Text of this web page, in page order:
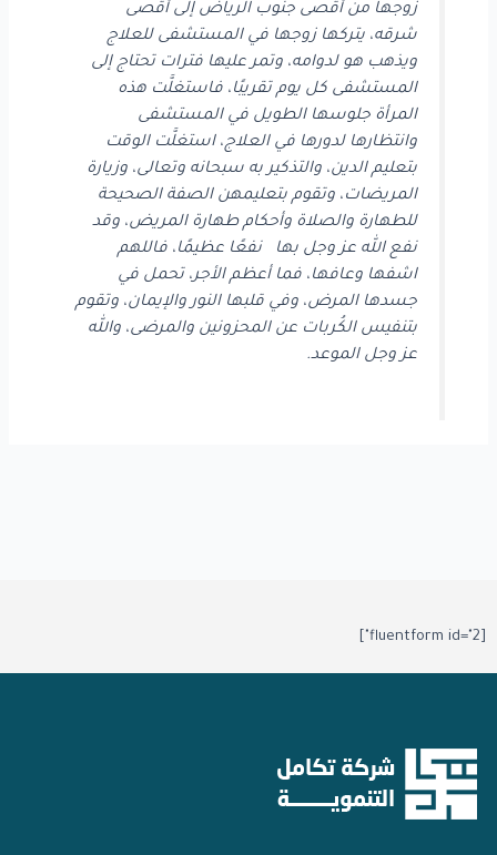
زوجها من أقصى جنوب الرياض إلى أقصى
شرقه، يتركها زوجها في المستشفى للعلاج
ويذهب هو لدوامه، وتمر عليها فترات تحتاج إلى
المستشفى كل يوم تقريبًا، فاستغلَّت هذه
المرأة جلوسها الطويل في المستشفى
وانتظارها لدورها في العلاج، استغلَّت الوقت
بتعليم الدين، والتذكير به سبحانه وتعالى، وزيارة
المريضات، وتقوم بتعليمهن الصفة الصحيحة
للطهارة والصلاة وأحكام طهارة المريض، وقد
نفع الله عز وجل بها نفعًا عظيمًا، فاللهم
اشفها وعافها، فما أعظم الأجر، تحمل في
جسدها المرض، وفي قلبها النور والإيمان، وتقوم
بتنفيس الكُربات عن المحزونين والمرضى، والله
عز وجل الموعد.
[fluentform id="2"]